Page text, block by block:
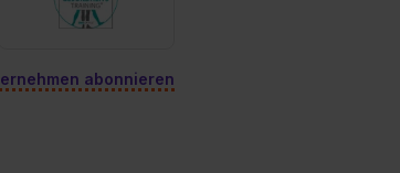
abonnieren